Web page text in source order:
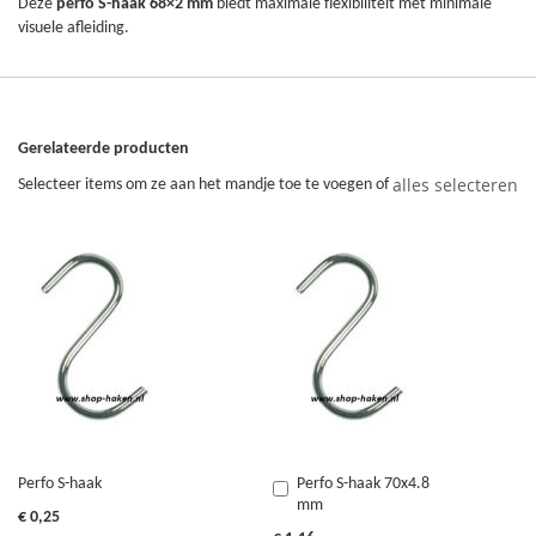
Deze perfo S-haak 68×2 mm biedt maximale flexibiliteit met minimale
visuele afleiding.
Gerelateerde producten
Selecteer items om ze aan het mandje toe te voegen ofalles selecteren
Perfo S-haak
€ 0,25
Perfo S-haak 70x4.8
mm
In
Winkelwagen